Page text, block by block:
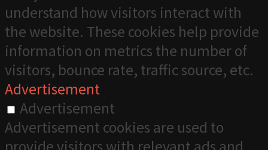
understand how visitors interact with
the website. These cookies help provide
information on metrics the number of
visitors, bounce rate, traffic source, etc.
Advertisement
Advertisement
Advertisement cookies are used to